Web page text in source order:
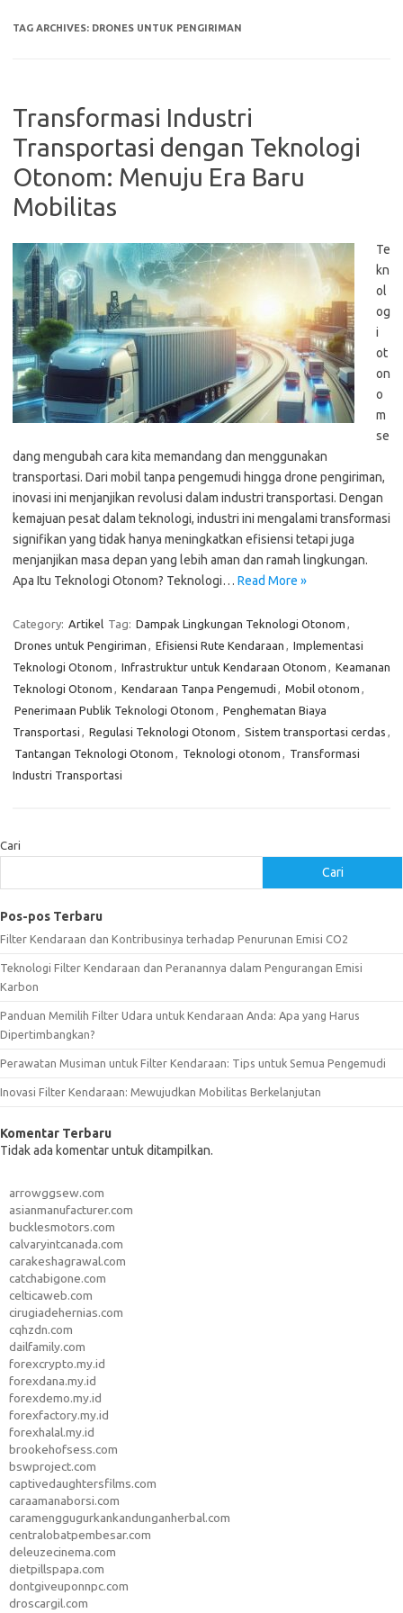
TAG ARCHIVES: DRONES UNTUK PENGIRIMAN
Transformasi Industri
Transportasi dengan Teknologi
Otonom: Menuju Era Baru
Mobilitas
Te
kn
ol
og
i
ot
on
o
m
se
dang mengubah cara kita memandang dan menggunakan
transportasi. Dari mobil tanpa pengemudi hingga drone pengiriman,
inovasi ini menjanjikan revolusi dalam industri transportasi. Dengan
kemajuan pesat dalam teknologi, industri ini mengalami transformasi
signifikan yang tidak hanya meningkatkan efisiensi tetapi juga
menjanjikan masa depan yang lebih aman dan ramah lingkungan.
Apa Itu Teknologi Otonom? Teknologi… Read More »
Category: Artikel Tag: Dampak Lingkungan Teknologi Otonom ,
Drones untuk Pengiriman , Efisiensi Rute Kendaraan , Implementasi
Teknologi Otonom , Infrastruktur untuk Kendaraan Otonom , Keamanan
Teknologi Otonom , Kendaraan Tanpa Pengemudi , Mobil otonom ,
Penerimaan Publik Teknologi Otonom , Penghematan Biaya
Transportasi , Regulasi Teknologi Otonom , Sistem transportasi cerdas ,
Tantangan Teknologi Otonom , Teknologi otonom , Transformasi
Industri Transportasi
Cari
Cari
Pos-pos Terbaru
Filter Kendaraan dan Kontribusinya terhadap Penurunan Emisi CO2
Teknologi Filter Kendaraan dan Peranannya dalam Pengurangan Emisi
Karbon
Panduan Memilih Filter Udara untuk Kendaraan Anda: Apa yang Harus
Dipertimbangkan?
Perawatan Musiman untuk Filter Kendaraan: Tips untuk Semua Pengemudi
Inovasi Filter Kendaraan: Mewujudkan Mobilitas Berkelanjutan
Komentar Terbaru
Tidak ada komentar untuk ditampilkan.
arrowggsew.com
asianmanufacturer.com
bucklesmotors.com
calvaryintcanada.com
carakeshagrawal.com
catchabigone.com
celticaweb.com
cirugiadehernias.com
cqhzdn.com
dailfamily.com
forexcrypto.my.id
forexdana.my.id
forexdemo.my.id
forexfactory.my.id
forexhalal.my.id
brookehofsess.com
bswproject.com
captivedaughtersfilms.com
caraamanaborsi.com
caramenggugurkankandunganherbal.com
centralobatpembesar.com
deleuzecinema.com
dietpillspapa.com
dontgiveuponnpc.com
droscargil.com